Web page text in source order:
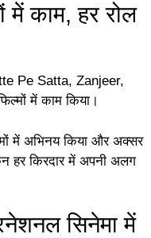
में काम, हर रोल
Pe Satta, Zanjeer,
में काम किया।
में अभिनय किया और अक्सर
हर किरदार में अपनी अलग
सिनेमा में